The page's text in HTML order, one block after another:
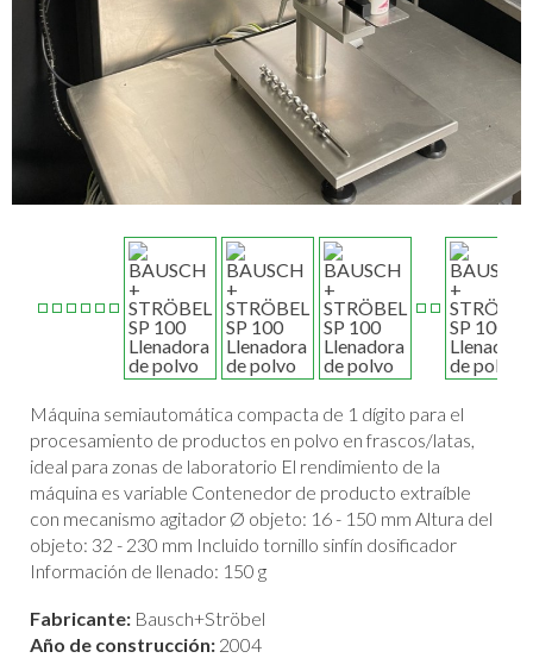
Máquina semiautomática compacta de 1 dígito para el
procesamiento de productos en polvo en frascos/latas,
ideal para zonas de laboratorio El rendimiento de la
máquina es variable Contenedor de producto extraíble
con mecanismo agitador Ø objeto: 16 - 150 mm Altura del
objeto: 32 - 230 mm Incluido tornillo sinfín dosificador
Información de llenado: 150 g
Fabricante: Bausch+Ströbel
Año de construcción: 2004